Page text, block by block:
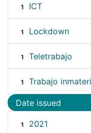
1 ICT
1 Lockdown
1 Teletrabajo
1 Trabajo
Date issued
1 2021